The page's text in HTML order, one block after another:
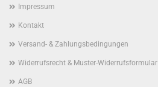
Impressum
Kontakt
Versand- & Zahlungsbedingungen
Widerrufsrecht & Muster-Widerrufsformular
AGB